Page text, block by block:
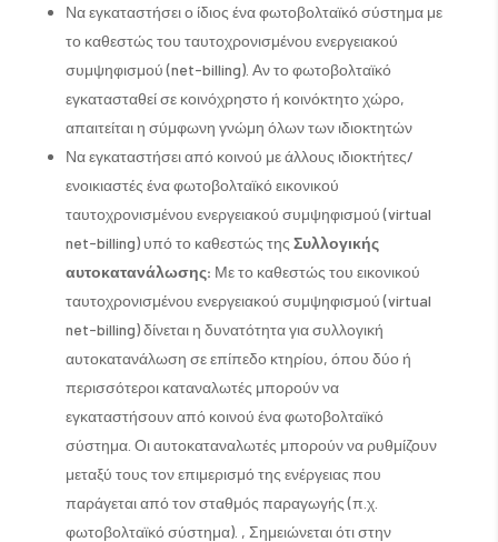
Να εγκαταστήσει ο ίδιος ένα φωτοβολταϊκό σύστημα με
το καθεστώς του ταυτοχρονισμένου ενεργειακού
συμψηφισμού (net-billing). Αν το φωτοβολταϊκό
εγκατασταθεί σε κοινόχρηστο ή κοινόκτητο χώρο,
απαιτείται η σύμφωνη γνώμη όλων των ιδιοκτητών
Να εγκαταστήσει από κοινού με άλλους ιδιοκτήτες/
ενοικιαστές ένα φωτοβολταϊκό εικονικού
ταυτοχρονισμένου ενεργειακού συμψηφισμού (virtual
net-billing) υπό το καθεστώς της Συλλογικής
αυτοκατανάλωσης: Με το καθεστώς του εικονικού
ταυτοχρονισμένου ενεργειακού συμψηφισμού (virtual
net-billing) δίνεται η δυνατότητα για συλλογική
αυτοκατανάλωση σε επίπεδο κτηρίου, όπου δύο ή
περισσότεροι καταναλωτές μπορούν να
εγκαταστήσουν από κοινού ένα φωτοβολταϊκό
σύστημα. Οι αυτοκαταναλωτές μπορούν να ρυθμίζουν
μεταξύ τους τον επιμερισμό της ενέργειας που
παράγεται από τον σταθμός παραγωγής (π.χ.
φωτοβολταϊκό σύστημα). , Σημειώνεται ότι στην